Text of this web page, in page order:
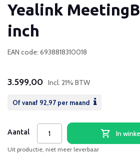
Yealink
inch
EAN code: 6938818310018
3.599,00 Incl. 21% BTW
Of vanaf 92,97 per maand
Aantal In
Uit productie, niet meer leverbaar